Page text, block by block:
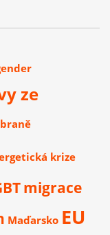
ze
krize
migrace
Maďarsko EU